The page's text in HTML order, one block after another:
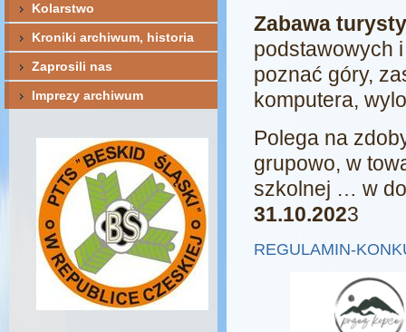
Zabawa
podstawowych
poznać góry,
komputera,
Polega na
grupowo, w
szkolnej … w
31.10.2023
REGULAMIN-
Kolarstwo
Kroniki archiwum, historia
Zaprosili nas
Imprezy archiwum